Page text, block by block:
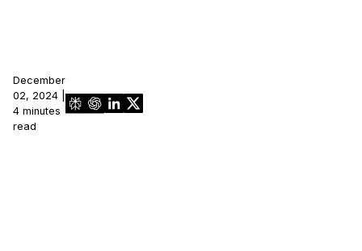
December
02, 2024 |
4 minutes
read